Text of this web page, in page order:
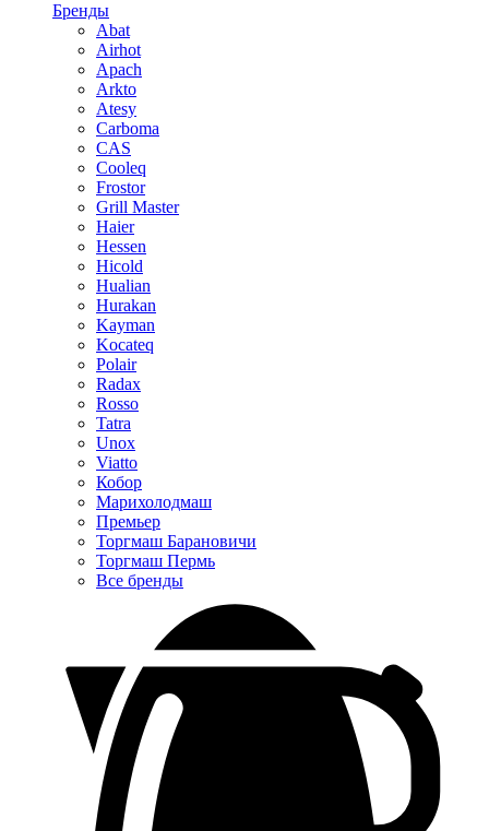
Бренды
Abat
Airhot
Apach
Arkto
Atesy
Carboma
CAS
Cooleq
Frostor
Grill Master
Haier
Hessen
Hicold
Hualian
Hurakan
Kayman
Kocateq
Polair
Radax
Rosso
Tatra
Unox
Viatto
Кобор
Марихолодмаш
Премьер
Торгмаш Барановичи
Торгмаш Пермь
Все бренды